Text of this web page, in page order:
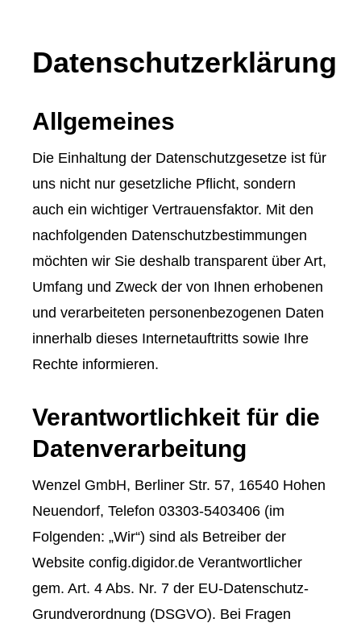
Datenschutzerklärung
Allgemeines
Die Einhaltung der Datenschutzgesetze ist für
uns nicht nur gesetzliche Pflicht, sondern
auch ein wichtiger Vertrauensfaktor. Mit den
nachfolgenden Datenschutzbestimmungen
möchten wir Sie deshalb transparent über Art,
Umfang und Zweck der von Ihnen erhobenen
und verarbeiteten personenbezogenen Daten
innerhalb dieses Internetauftritts sowie Ihre
Rechte informieren.
Verantwortlichkeit für die
Datenverarbeitung
Wenzel GmbH, Berliner Str. 57, 16540 Hohen
Neuendorf, Telefon 03303-5403406 (im
Folgenden: „Wir“) sind als Betreiber der
Website config.digidor.de Verantwortlicher
gem. Art. 4 Abs. Nr. 7 der EU-Datenschutz-
Grundverordnung (DSGVO). Bei Fragen